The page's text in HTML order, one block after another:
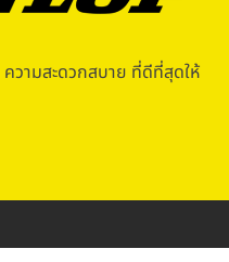
วามสะดวกสบาย ที่ดีที่สุดให้